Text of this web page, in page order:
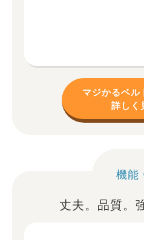
マジかるベル
詳しく
機
丈夫。品質。